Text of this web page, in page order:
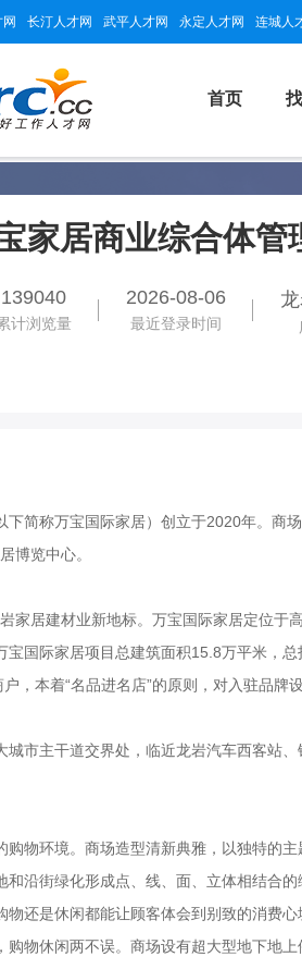
长汀人才网 武平人才网 永定人才网 连城人
首页
家居商业综合体管
139040
计浏览量
2026-08-06
最近登录时间
简称万宝国际家居）创立于2020年。商
博览中心。
家居建材业新地标。万宝国际家居定位于
国际家居项目总建筑面积15.8万平米，
，本着“名品进名店”的原则，对入驻品牌
市主干道交界处，临近龙岩汽车西客站
物环境。商场造型清新典雅，以独特的
沿街绿化形成点、线、面、立体相结合
还是休闲都能让顾客体会到别致的消费
物休闲两不误。商场设有超大型地下地上